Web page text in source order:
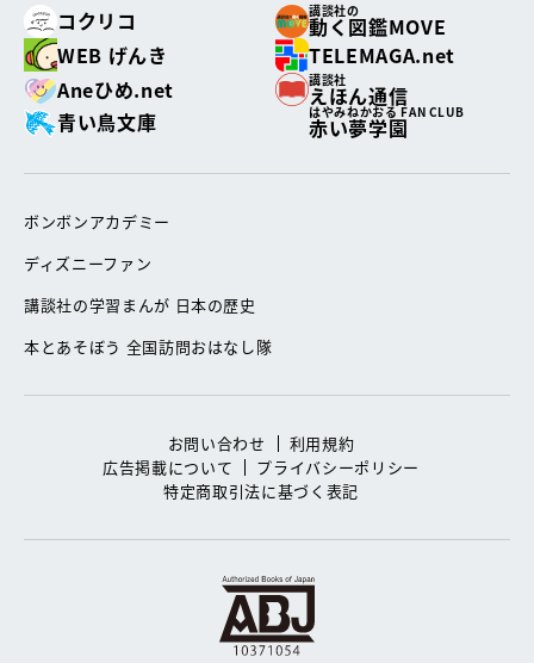
コクリコ
講談社の
動く図鑑MOVE
WEB げんき
TELEMAGA.net
Aneひめ.net
講談社
えほん通信
青い鳥文庫
はやみねかおる FAN CLUB
赤い夢学園
ボンボンアカデミー
ディズニーファン
講談社の学習まんが 日本の歴史
本とあそぼう 全国訪問おはなし隊
お問い合わせ
利用規約
広告掲載について
プライバシーポリシー
特定商取引法に基づく表記